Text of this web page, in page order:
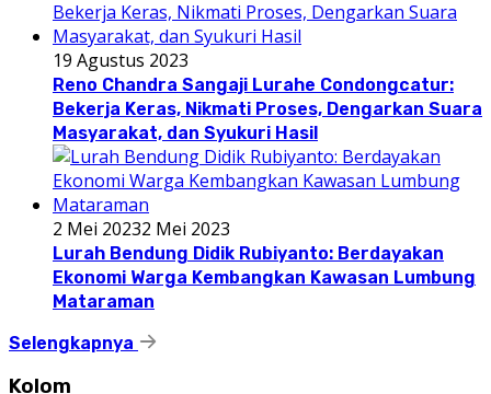
19 Agustus 2023
Reno Chandra Sangaji Lurahe Condongcatur:
Bekerja Keras, Nikmati Proses, Dengarkan Suara
Masyarakat, dan Syukuri Hasil
2 Mei 20232 Mei 2023
Lurah Bendung Didik Rubiyanto: Berdayakan
Ekonomi Warga Kembangkan Kawasan Lumbung
Mataraman
Selengkapnya
Kolom